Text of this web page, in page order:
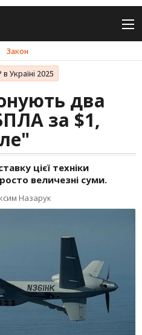
Закон
Україні 2025
два
за $1,
цієї техніки
величезні суми.
Назарук